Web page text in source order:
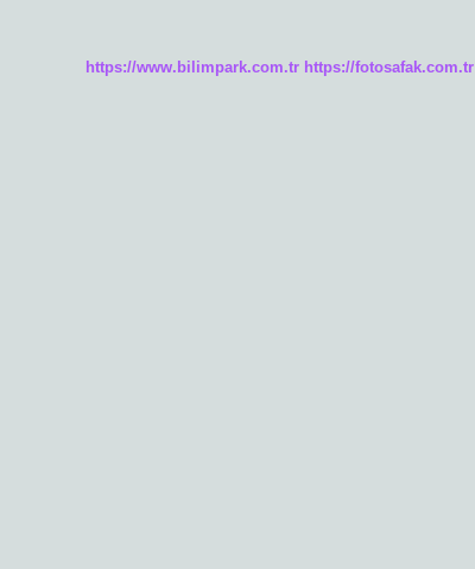
https://www.bilimpark.com.tr https://fotosafak.com.tr